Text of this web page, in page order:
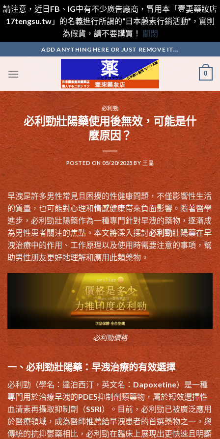
請注意，近日FB、IG中有不少廣告廠商，冒用本「壹妻藥妝店
17tengsu.tw」的名義進行所謂的“日本藤素行銷活動”，實則
為假貨，請不要購買！ 關閉
to
content
ADD ANYTHING HERE OR JUST REMOVE IT...
0
必利勁
必利勁壯陽藥使用後無效，可能是什
麼原因？
POSTED ON05/20/2025 BY 王晶
早洩是許多男性常見且困擾的性健康問題，不僅影響性生活
的質量，也可能對心理和情感健康帶來負面影響。隨著醫學
進步，必利勁壯陽藥作為一種專門針對早洩的藥物，逐漸成
為男性患者關注的焦點。本文將深入探討必利勁壯陽藥在早
洩治療中的作用、工作原理以及使用時需要注意的事項，幫
助男性朋友更好地理解和應用此類藥物。
必利勁價格
一、必利勁壯陽藥：早洩治療的有效選擇
必利勁（學名：達泊西汀，英文名：Dapoxetine）是一種
專門用於治療早洩的PDE5抑制劑類藥物，屬於短效選擇性
血清素再攝取抑制劑（SSRI）。目前，必利勁已被廣泛應用
於醫療領域，成為醫師推薦給早洩患者的首選藥物之一。與
傳統的抗抑鬱藥相比，必利勁在臨床上展現出更快速且明顯